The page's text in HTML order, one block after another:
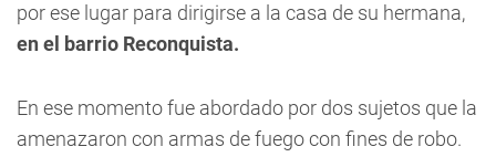
por ese lugar para dirigirse a la casa de su hermana,
en el barrio Reconquista.
En ese momento fue abordado por dos sujetos que la
amenazaron con armas de fuego con fines de robo.